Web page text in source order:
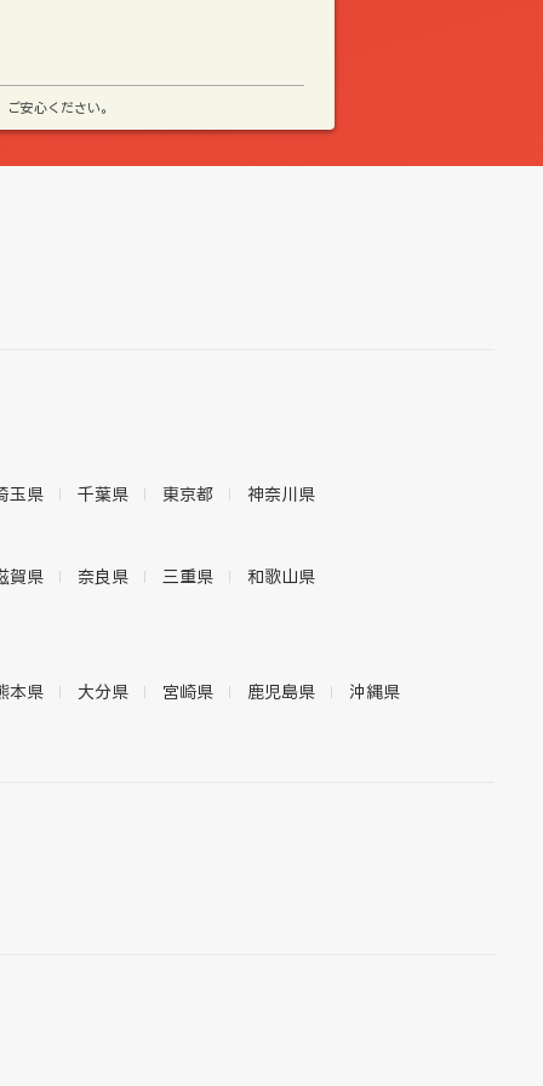
安心ください。
玉県 千葉県 東京都 神奈川県
賀県 奈良県 三重県 和歌山県
本県 大分県 宮崎県 鹿児島県 沖縄県